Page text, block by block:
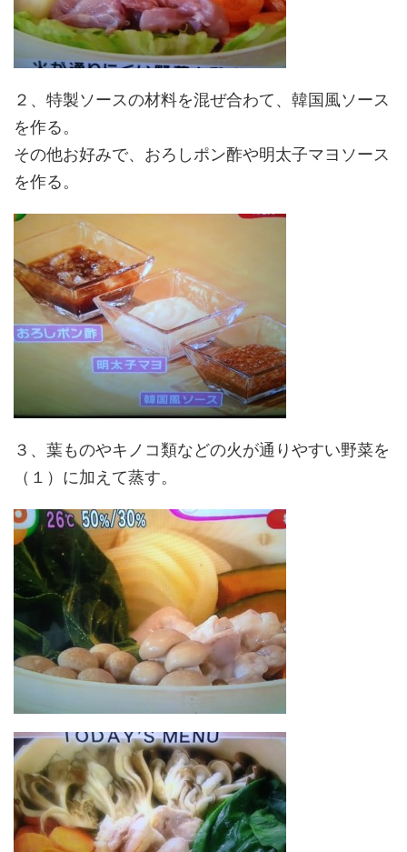
２、特製ソースの材料を混ぜ合わて、韓国風ソース
を作る。
その他お好みで、おろしポン酢や明太子マヨソース
を作る。
３、葉ものやキノコ類などの火が通りやすい野菜を
（１）に加えて蒸す。